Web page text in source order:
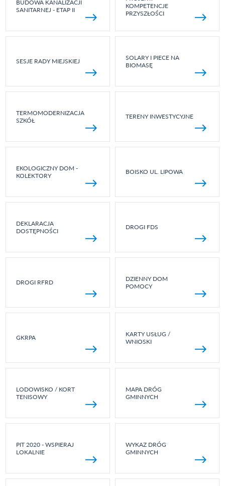
BUDOWA KANALIZACJI
SANITARNEJ - ETAP II
KOMPETENCJE
PRZYSZŁOŚCI
SESJE RADY MIEJSKIEJ
SOLARY I PIECE NA
BIOMASĘ
TERMOMODERNIZACJA
SZKÓŁ
TERENY INWESTYCYJNE
EKOLOGICZNY DOM -
KOLEKTORY
BOISKO UL. LIPOWA
DEKLARACJA
DOSTĘPNOŚCI
DROGI FDS
DROGI RFRD
DZIENNY DOM
POMOCY
GKRPA
KARTY USŁUG /
WNIOSKI
LODOWISKO / KORT
TENISOWY
MAPA DRÓG
GMINNYCH
PIT 2020 - WSPIERAJ
LOKALNIE
WYKAZ DRÓG
GMINNYCH